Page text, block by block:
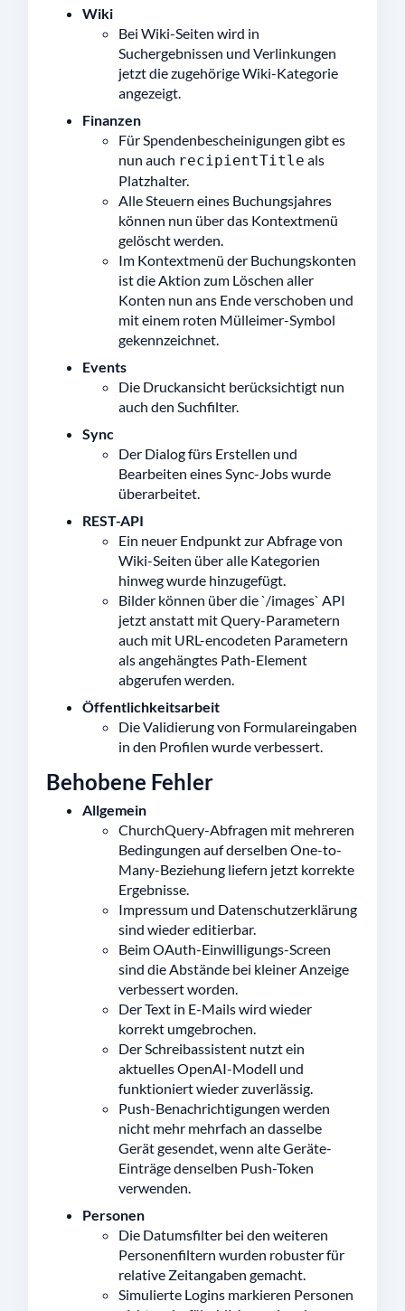
Wiki
Bei Wiki-Seiten wird in
Suchergebnissen und Verlinkungen
jetzt die zugehörige Wiki-Kategorie
angezeigt.
Finanzen
Für Spendenbescheinigungen gibt es
nun auch recipientTitle als
Platzhalter.
Alle Steuern eines Buchungsjahres
können nun über das Kontextmenü
gelöscht werden.
Im Kontextmenü der Buchungskonten
ist die Aktion zum Löschen aller
Konten nun ans Ende verschoben und
mit einem roten Mülleimer-Symbol
gekennzeichnet.
Events
Die Druckansicht berücksichtigt nun
auch den Suchfilter.
Sync
Der Dialog fürs Erstellen und
Bearbeiten eines Sync-Jobs wurde
überarbeitet.
REST-API
Ein neuer Endpunkt zur Abfrage von
Wiki-Seiten über alle Kategorien
hinweg wurde hinzugefügt.
Bilder können über die `/images` API
jetzt anstatt mit Query-Parametern
auch mit URL-encodeten Parametern
als angehängtes Path-Element
abgerufen werden.
Öffentlichkeitsarbeit
Die Validierung von Formulareingaben
in den Profilen wurde verbessert.
Behobene Fehler
Allgemein
ChurchQuery-Abfragen mit mehreren
Bedingungen auf derselben One-to-
Many-Beziehung liefern jetzt korrekte
Ergebnisse.
Impressum und Datenschutzerklärung
sind wieder editierbar.
Beim OAuth-Einwilligungs-Screen
sind die Abstände bei kleiner Anzeige
verbessert worden.
Der Text in E-Mails wird wieder
korrekt umgebrochen.
Der Schreibassistent nutzt ein
aktuelles OpenAI-Modell und
funktioniert wieder zuverlässig.
Push-Benachrichtigungen werden
nicht mehr mehrfach an dasselbe
Gerät gesendet, wenn alte Geräte-
Einträge denselben Push-Token
verwenden.
Personen
Die Datumsfilter bei den weiteren
Personenfiltern wurden robuster für
relative Zeitangaben gemacht.
Simulierte Logins markieren Personen